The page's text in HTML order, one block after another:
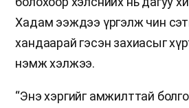
Хадам ээждээ үргэлж чин
хандаарай гэсэн захиасыг
нэмж хэлжээ.
“Энэ хэргийг амжилттай